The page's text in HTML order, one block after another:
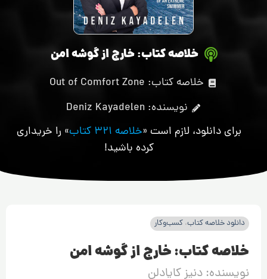
خلاصه کتاب: خارج از گوشه امن
خلاصه کتاب: Out of Comfort Zone
نویسنده: Deniz Kayadelen
برای دانلود، لازم است «خلاصه 321 کتاب
» را خریداری
کرده باشید!
دانلود خلاصه کتاب، کسب‌وکار
خلاصه کتاب: خارج از گوشه امن
نویسنده: دنیز کایادلن